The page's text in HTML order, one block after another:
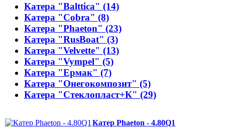
Катера "Balttica" (14)
Катера "Cobra" (8)
Катера "Phaeton" (23)
Катера "RusBoat" (3)
Катера "Velvette" (13)
Катера "Vympel" (5)
Катера "Ермак" (7)
Катера "Онегокомпозит" (5)
Катера "Стеклопласт+К" (29)
Катер Phaeton - 4.80Q1